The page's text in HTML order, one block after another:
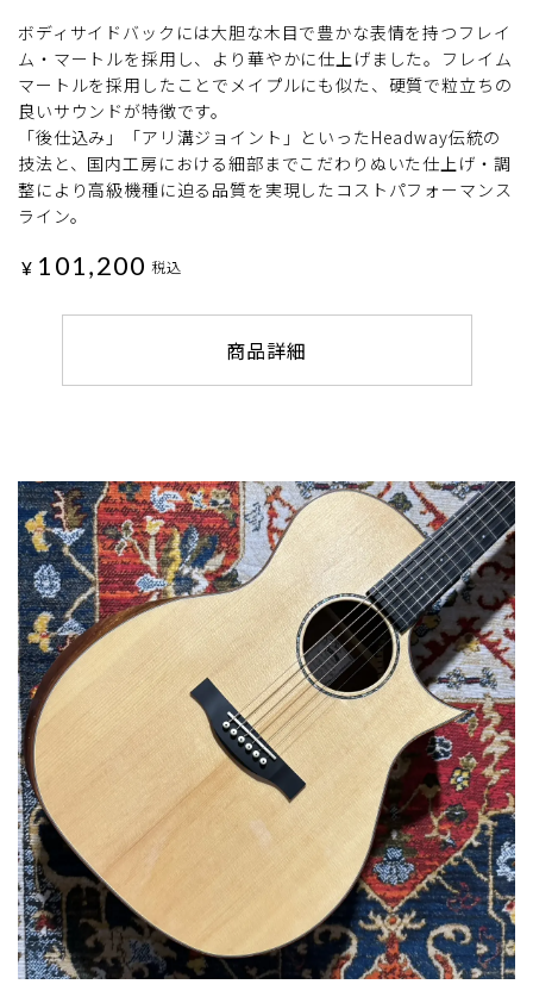
ボディサイドバックには大胆な木目で豊かな表情を持つフレイ
ム・マートルを採用し、より華やかに仕上げました。フレイム
マートルを採用したことでメイプルにも似た、硬質で粒立ちの
良いサウンドが特徴です。
「後仕込み」「アリ溝ジョイント」といったHeadway伝統の
技法と、国内工房における細部までこだわりぬいた仕上げ・調
整により高級機種に迫る品質を実現したコストパフォーマンス
ライン。
¥ 101,200 税込
商品詳細